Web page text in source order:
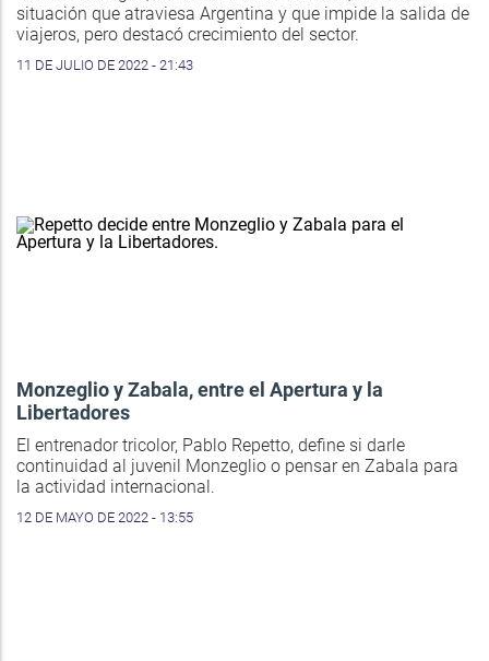
situación que atraviesa Argentina y que impide la salida de
viajeros, pero destacó crecimiento del sector.
11 DE JULIO DE 2022 - 21:43
Monzeglio y Zabala, entre el Apertura y la
Libertadores
El entrenador tricolor, Pablo Repetto, define si darle
continuidad al juvenil Monzeglio o pensar en Zabala para
la actividad internacional.
12 DE MAYO DE 2022 - 13:55